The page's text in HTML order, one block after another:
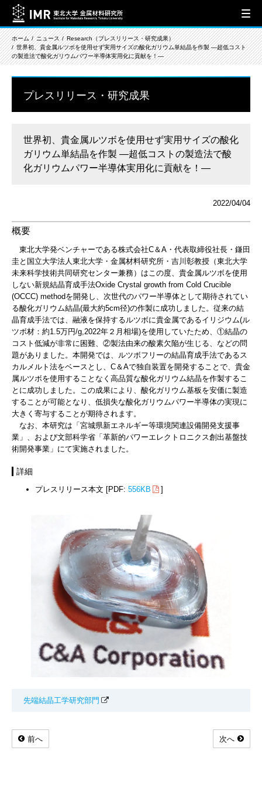
ホーム ニュース
Research（プレスリリース・研究成果）
世界初、貴金属ルツボを使用せず実用サイズの酸化ガリウム単結晶を作製 ―超低コスト
の製造法で酸化ガリウムパワー半導体実用化に貢献を！―
プレスリリース・研究成果
世界初、貴金属ルツボを使用せず実用サイズの酸化
ガリウム単結晶を作製 ―超低コストの製造法で酸
化ガリウムパワー半導体実用化に貢献を！―
2022/04/04
概要
東北大学発ベンチャーである株式会社C＆A・代表取締役社長・鎌田
圭と国立大学法人東北大学・金属材料研究所・吉川彰教授（東北大学
未来科学技術共同研究センター兼務）はこの度、貴金属ルツボを使用
しない新規結晶育成手法Oxide Crystal growth from Cold Crucible
(OCCC) methodを開発し、次世代のパワー半導体として期待されてい
る酸化ガリウム結晶(最大約5cm径)の作製に成功しました。従来の結
晶育成手法では、融液を保持するルツボに貴金属であるイリジウム(ル
ツボ材：約1.5万円/g,2022年２月相場)を使用していたため、①結晶の
コスト低減が非常に困難、②製法由来の酸素欠陥が生じる、などの問
題がありました。本開発では、ルツボフリーの結晶育成手法であるス
カルメルト法をベースとし、C＆Aで独自装置を開発することで、貴金
属ルツボを使用することなく高品質な酸化ガリウム結晶を作製するこ
とに成功しました。この成果により、酸化ガリウム基板を安価に製造
することが可能となり、低損失な酸化ガリウムパワー半導体の実現に
大きく寄与することが期待されます。
なお、本研究は「宮城県新エネルギー等環境関連設備開発支援事
業」、および文部科学省「革新的パワーエレクトロニクス創出基盤技
術開発事業」にて実施されました。
詳細
プレスリリース本文 [PDF: 556KB ]
先端結晶工学研究部門
前へ 次へ